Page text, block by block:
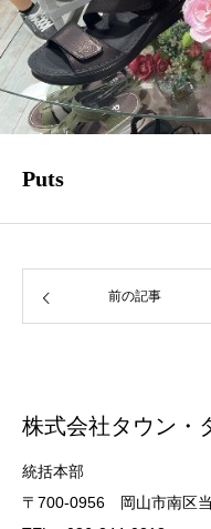
Puts
前の記事
株式会社タウン・
統括本部
〒700-0956 岡山市南区